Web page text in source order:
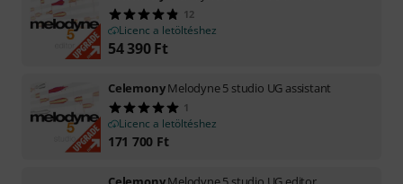
12
Licenc a letöltéshez
54 390 Ft
CelemonyMelodyne 5 studio UG assistant
1
Licenc a letöltéshez
171 700 Ft